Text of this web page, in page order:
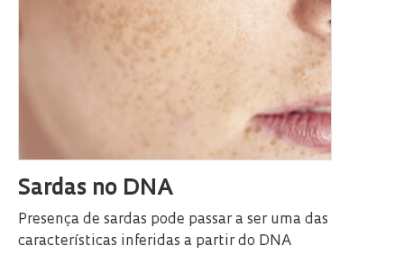
Sardas no DNA
Presença de sardas pode passar a ser uma das
características inferidas a partir do DNA